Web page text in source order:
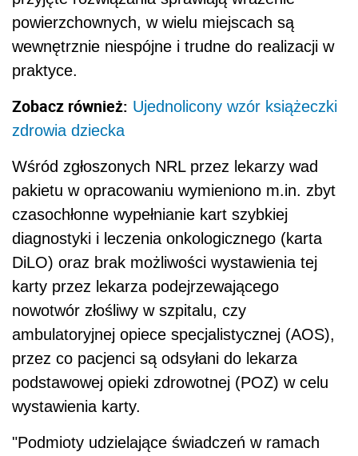
powierzchownych, w wielu miejscach są
wewnętrznie niespójne i trudne do realizacji w
praktyce.
Zobacz również: Ujednolicony wzór książeczki
zdrowia dziecka
Wśród zgłoszonych NRL przez lekarzy wad
pakietu w opracowaniu wymieniono m.in. zbyt
czasochłonne wypełnianie kart szybkiej
diagnostyki i leczenia onkologicznego (karta
DiLO) oraz brak możliwości wystawienia tej
karty przez lekarza podejrzewającego
nowotwór złośliwy w szpitalu, czy
ambulatoryjnej opiece specjalistycznej (AOS),
przez co pacjenci są odsyłani do lekarza
podstawowej opieki zdrowotnej (POZ) w celu
wystawienia karty.
"Podmioty udzielające świadczeń w ramach